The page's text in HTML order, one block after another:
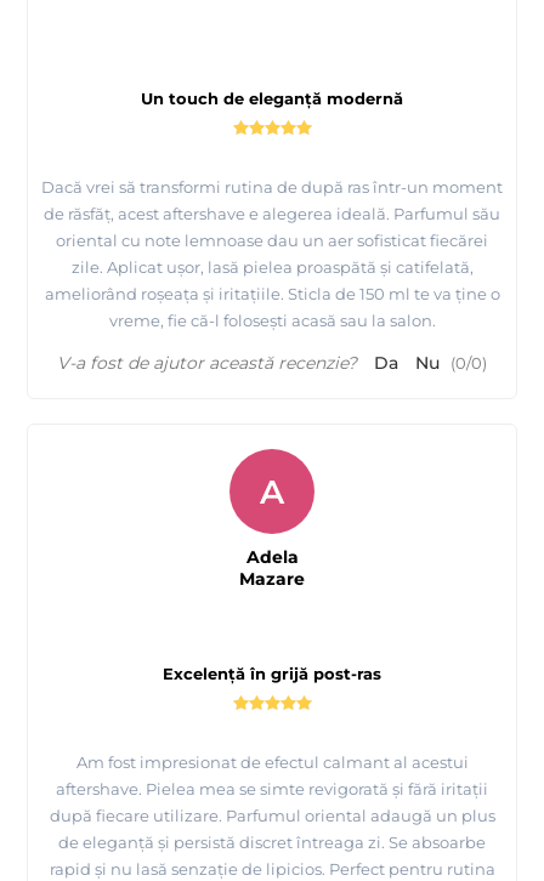
Un touch de eleganță modernă
Dacă vrei să transformi rutina de după ras într-un moment
de răsfăț, acest aftershave e alegerea ideală. Parfumul său
oriental cu note lemnoase dau un aer sofisticat fiecărei
zile. Aplicat ușor, lasă pielea proaspătă și catifelată,
ameliorând roșeața și iritațiile. Sticla de 150 ml te va ține o
vreme, fie că-l folosești acasă sau la salon.
V-a fost de ajutor această recenzie? Da Nu (0/0)
Excelență în grijă post-ras
Am fost impresionat de efectul calmant al acestui
aftershave. Pielea mea se simte revigorată și fără iritații
după fiecare utilizare. Parfumul oriental adaugă un plus
de eleganță și persistă discret întreaga zi. Se absoarbe
rapid și nu lasă senzație de lipicios. Perfect pentru rutina
A
Adela
Mazare